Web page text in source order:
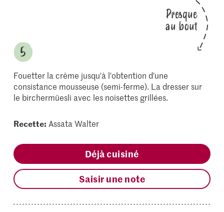
Presque
au bout
Fouetter la crème jusqu'à l'obtention d'une
consistance mousseuse (semi-ferme). La dresser sur
le birchermüesli avec les noisettes grillées.
Recette: Assata Walter
Déjà cuisiné
Saisir une note